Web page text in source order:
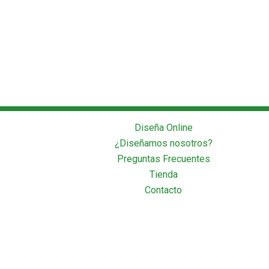
Diseña Online
¿Diseñamos nosotros?
Preguntas Frecuentes
Tienda
Contacto